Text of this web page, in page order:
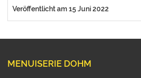
Veröffentlicht am 15 Juni 2022
MENUISERIE DOHM